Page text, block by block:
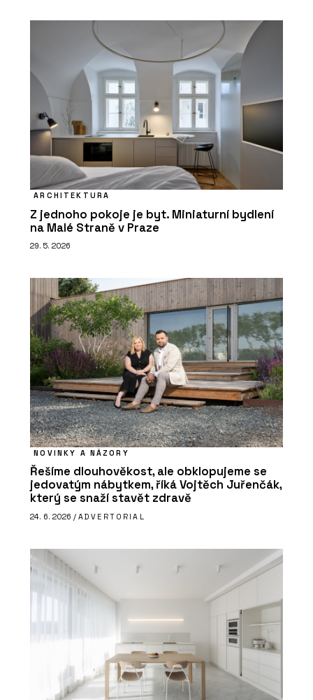
ARCHITEKTURA
Z jednoho pokoje je byt. Miniaturní bydlení
na Malé Straně v Praze
29. 5. 2026
NOVINKY A NÁZORY
Řešíme dlouhověkost, ale obklopujeme se
jedovatým nábytkem, říká Vojtěch Juřenčák,
který se snaží stavět zdravě
24. 6. 2026 / ADVERTORIAL